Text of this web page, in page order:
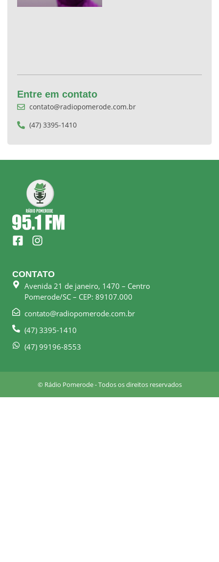
Entre em contato
contato@radiopomerode.com.br
(47) 3395-1410
F
a
e
b
o
k
s
q
a
I
n
t
a
g
r
a
m
CONTATO
Avenida 21 de janeiro, 1470 – Centro
Pomerode/SC – CEP: 89107.000
contato@radiopomerode.com.br
(47) 3395-1410
(47) 99196-8553
© Rádio Pomerode - Todos os direitos reservados